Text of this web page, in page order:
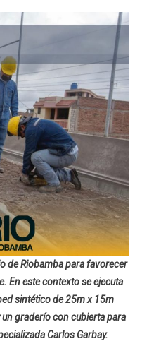
de Riobamba para favorecer
En este contexto se ejecuta
sintético de 25m x 15m
graderío con cubierta para
Carlos Garbay.